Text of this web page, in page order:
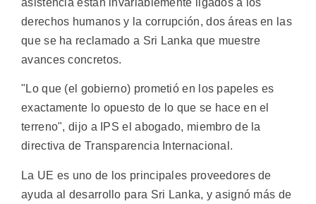
derechos humanos y la corrupción, dos áreas en las
que se ha reclamado a Sri Lanka que muestre
avances concretos.
"Lo que (el gobierno) prometió en los papeles es
exactamente lo opuesto de lo que se hace en el
terreno", dijo a IPS el abogado, miembro de la
directiva de Transparencia Internacional.
La UE es uno de los principales proveedores de
ayuda al desarrollo para Sri Lanka, y asignó más de